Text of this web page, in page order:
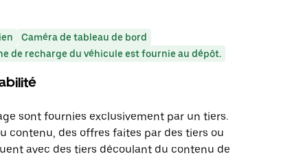
Caméra de tableau de bord
de recharge du véhicule est fournie au dépôt.
sont fournies exclusivement par un tiers.
contenu, des offres faites par des tiers ou
avec des tiers découlant du contenu de